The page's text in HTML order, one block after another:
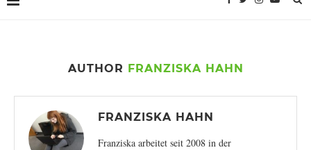
AUTHOR FRANZISKA HAHN
FRANZISKA HAHN
Franziska arbeitet seit 2008 in der